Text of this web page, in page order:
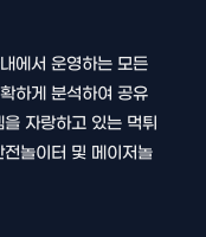
에서 운영하는 모든
하게 분석하여 공유
자랑하고 있는 먹튀
놀이터 및 메이저놀